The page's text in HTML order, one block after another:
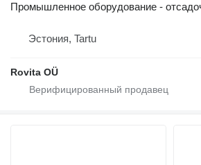
Промышленное оборудование -
Эстония, Tartu
Rovita OÜ